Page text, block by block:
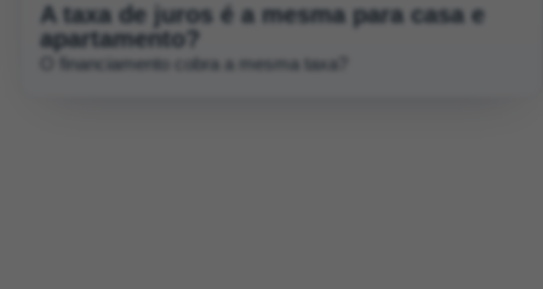
A taxa de juros é a mesma para casa e
apartamento?
O financiamento cobra a mesma taxa?